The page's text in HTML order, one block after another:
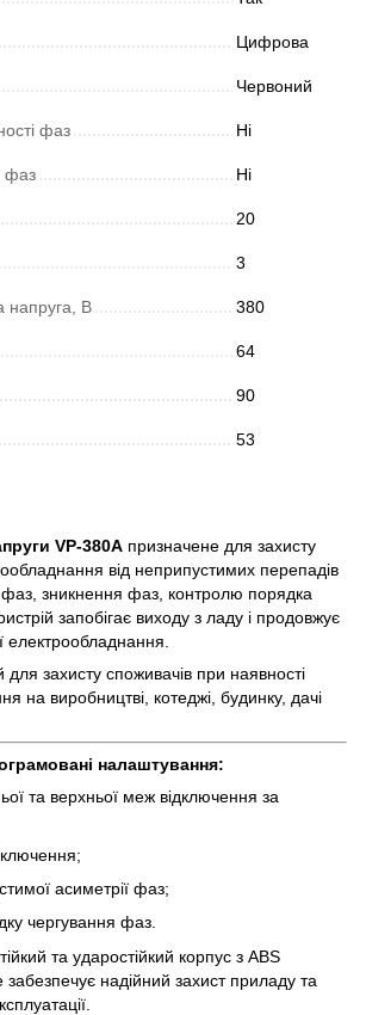
Цифрова
Червоний
фаз Ні
фаз Ні
20
3
напруга, В 380
64
90
53
VP-380A призначене для захисту
від неприпустимих перепадів
фаз, зникнення фаз, контролю порядка
запобігає виходу з ладу і продовжує
електрообладнання.
захисту споживачів при наявності
на виробництві, котеджі, будинку, дачі
налаштування:
та верхньої меж відключення за
асиметрії фаз;
чергування фаз.
та ударостійкий корпус з ABS
надійний захист приладу та